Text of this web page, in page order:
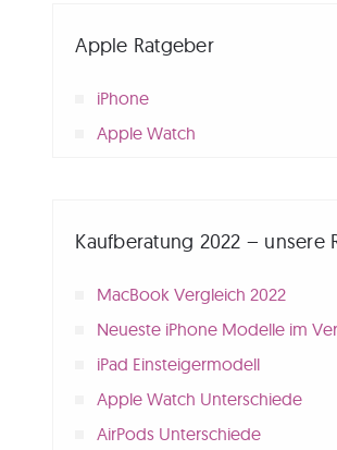
Apple Ratgeber
iPhone
Apple Watch
Kaufberatung 2022 – unsere
MacBook Vergleich 2022
Neueste iPhone Modelle im
iPad Einsteigermodell
Apple Watch Unterschiede
AirPods Unterschiede